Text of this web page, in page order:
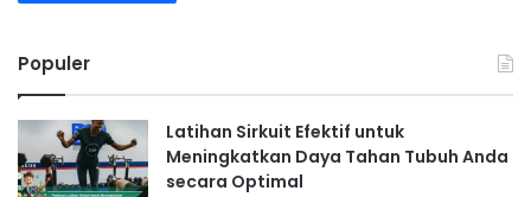
Populer
Latihan Sirkuit Efektif untuk
Meningkatkan Daya Tahan Tubuh Anda
secara Optimal